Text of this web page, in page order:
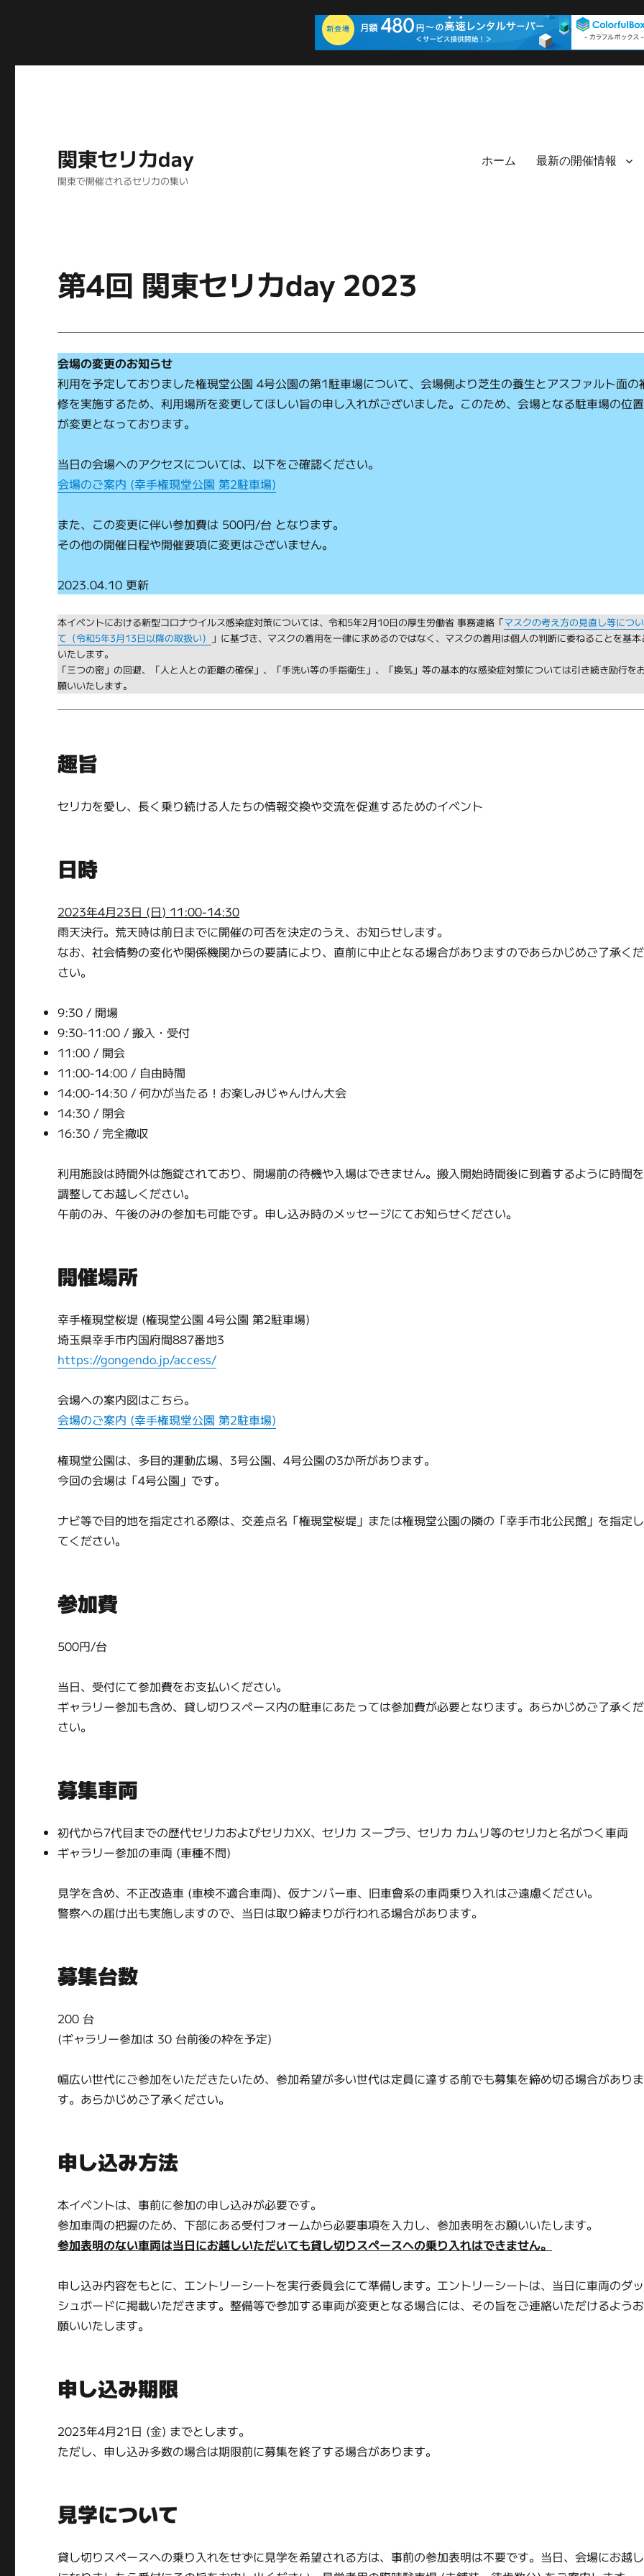
関東セリカday
関東で開催されるセリカの集い
ホーム 最新の開催情報
第4回 関東セリカday 2023
会場の変更のお知らせ
利用を予定しておりました権現堂公園 4号公園の第1駐車場について、会場側より芝生の養生とアスファルト面の
修を実施するため、利用場所を変更してほしい旨の申し入れがございました。このため、会場となる駐車場の位置
が変更となっております。
当日の会場へのアクセスについては、以下をご確認ください。
会場のご案内 (幸手権現堂公園 第2駐車場)
また、この変更に伴い参加費は 500円/台 となります。
その他の開催日程や開催要項に変更はございません。
2023.04.10 更新
本イベントにおける新型コロナウイルス感染症対策については、令和5年2月10日の厚生労働省 事務連絡「マスクの考え方の見直し等につい
て（令和5年3月13日以降の取扱い）
」に基づき、マスクの着用を一律に求めるのではなく、マスクの着用は個人の判断に委ねることを基本
いたします。
「三つの密」の回避、「人と人との距離の確保」、「手洗い等の手指衛生」、「換気」等の基本的な感染症対策については引き続き励行を
願いいたします。
趣旨
セリカを愛し、長く乗り続ける人たちの情報交換や交流を促進するためのイベント
日時
2023年4月23日 (日) 11:00-14:30
雨天決行。荒天時は前日までに開催の可否を決定のうえ、お知らせします。
なお、社会情勢の変化や関係機関からの要請により、直前に中止となる場合がありますのであらかじめご了承くだ
さい。
9:30 / 開場
9:30-11:00 / 搬入・受付
11:00 / 開会
11:00-14:00 / 自由時間
14:00-14:30 / 何かが当たる！お楽しみじゃんけん大会
14:30 / 閉会
16:30 / 完全撤収
利用施設は時間外は施錠されており、開場前の待機や入場はできません。搬入開始時間後に到着するように時間を
調整してお越しください。
午前のみ、午後のみの参加も可能です。申し込み時のメッセージにてお知らせください。
開催場所
幸手権現堂桜堤 (権現堂公園 4号公園 第2駐車場)
埼玉県幸手市内国府間887番地3
https://gongendo.jp/access/
会場への案内図はこちら。
会場のご案内 (幸手権現堂公園 第2駐車場)
権現堂公園は、多目的運動広場、3号公園、4号公園の3か所があります。
今回の会場は「4号公園」です。
ナビ等で目的地を指定される際は、交差点名「権現堂桜堤」または権現堂公園の隣の「幸手市北公民館」を指定し
てください。
参加費
500円/台
当日、受付にて参加費をお支払いください。
ギャラリー参加も含め、貸し切りスペース内の駐車にあたっては参加費が必要となります。あらかじめご了承くだ
さい。
募集車両
初代から7代目までの歴代セリカおよびセリカXX、セリカ スープラ、セリカ カムリ等のセリカと名がつく車両
ギャラリー参加の車両 (車種不問)
見学を含め、不正改造車 (車検不適合車両)、仮ナンバー車、旧車會系の車両乗り入れはご遠慮ください。
警察への届け出も実施しますので、当日は取り締まりが行われる場合があります。
募集台数
200 台
(ギャラリー参加は 30 台前後の枠を予定)
幅広い世代にご参加をいただきたいため、参加希望が多い世代は定員に達する前でも募集を締め切る場合がありま
す。あらかじめご了承ください。
申し込み方法
本イベントは、事前に参加の申し込みが必要です。
参加車両の把握のため、下部にある受付フォームから必要事項を入力し、参加表明をお願いいたします。
参加表明のない車両は当日にお越しいただいても貸し切りスペースへの乗り入れはできません。
申し込み内容をもとに、エントリーシートを実行委員会にて準備します。エントリーシートは、当日に車両のダッ
シュボードに掲載いただきます。整備等で参加する車両が変更となる場合には、その旨をご連絡いただけるようお
願いいたします。
申し込み期限
2023年4月21日 (金) までとします。
ただし、申し込み多数の場合は期限前に募集を終了する場合があります。
見学について
貸し切りスペースへの乗り入れをせずに見学を希望される方は、事前の参加表明は不要です。当日、会場にお越し